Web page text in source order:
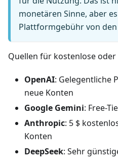
monetären Sinne, aber
Plattformgebühr von
Quellen für kostenlose
OpenAI: Gelegentliche
neue Konten
Google Gemini: Free-
Anthropic: 5 $
Konten
DeepSeek: Sehr